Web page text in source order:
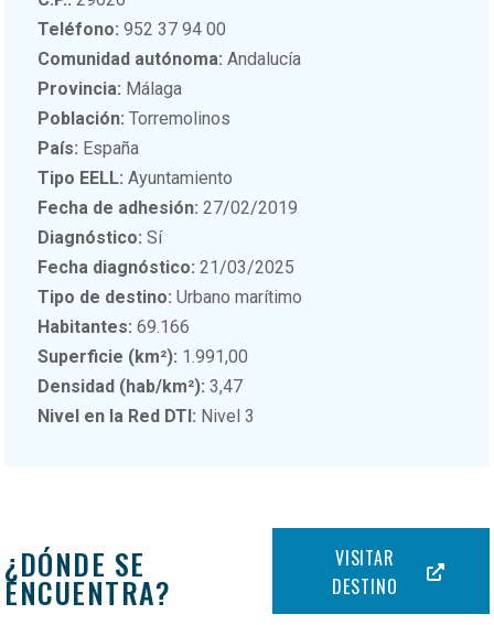
Teléfono: 952 37 94 00
Comunidad autónoma: Andalucía
Provincia: Málaga
Población: Torremolinos
País: España
Tipo EELL: Ayuntamiento
Fecha de adhesión: 27/02/2019
Diagnóstico: Sí
Fecha diagnóstico: 21/03/2025
Tipo de destino: Urbano marítimo
Habitantes: 69.166
Superficie (km²): 1.991,00
Densidad (hab/km²): 3,47
Nivel en la Red DTI: Nivel 3
¿DÓNDE SE
ENCUENTRA?
VISITAR
DESTINO